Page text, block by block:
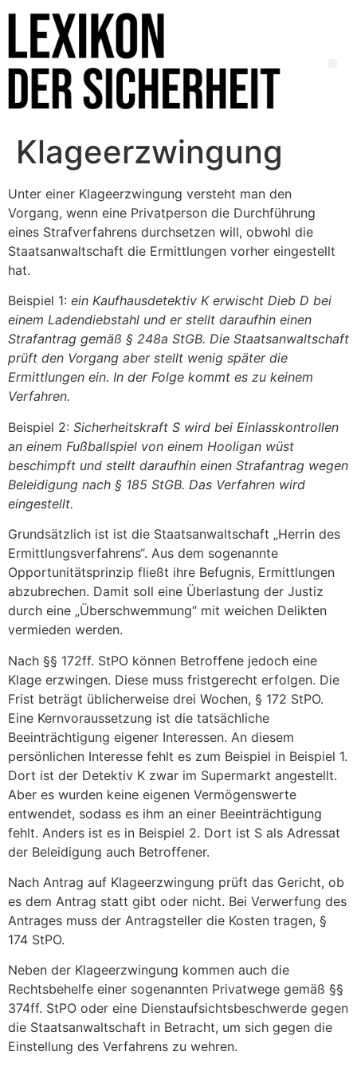
Klageerzwingung
Unter einer Klageerzwingung versteht man den
Vorgang, wenn eine Privatperson die Durchführung
eines Strafverfahrens durchsetzen will, obwohl die
Staatsanwaltschaft die Ermittlungen vorher eingestellt
hat.
Beispiel 1: ein Kaufhausdetektiv K erwischt Dieb D bei
einem Ladendiebstahl und er stellt daraufhin einen
Strafantrag gemäß § 248a StGB. Die Staatsanwaltschaft
prüft den Vorgang aber stellt wenig später die
Ermittlungen ein. In der Folge kommt es zu keinem
Verfahren.
Beispiel 2: Sicherheitskraft S wird bei Einlasskontrollen
an einem Fußballspiel von einem Hooligan wüst
beschimpft und stellt daraufhin einen Strafantrag wegen
Beleidigung nach § 185 StGB. Das Verfahren wird
eingestellt.
Grundsätzlich ist ist die Staatsanwaltschaft „Herrin des
Ermittlungsverfahrens“. Aus dem sogenannte
Opportunitätsprinzip fließt ihre Befugnis, Ermittlungen
abzubrechen. Damit soll eine Überlastung der Justiz
durch eine „Überschwemmung“ mit weichen Delikten
vermieden werden.
Nach §§ 172ff. StPO können Betroffene jedoch eine
Klage erzwingen. Diese muss fristgerecht erfolgen. Die
Frist beträgt üblicherweise drei Wochen, § 172 StPO.
Eine Kernvoraussetzung ist die tatsächliche
Beeinträchtigung eigener Interessen. An diesem
persönlichen Interesse fehlt es zum Beispiel in Beispiel 1.
Dort ist der Detektiv K zwar im Supermarkt angestellt.
Aber es wurden keine eigenen Vermögenswerte
entwendet, sodass es ihm an einer Beeinträchtigung
fehlt. Anders ist es in Beispiel 2. Dort ist S als Adressat
der Beleidigung auch Betroffener.
Nach Antrag auf Klageerzwingung prüft das Gericht, ob
es dem Antrag statt gibt oder nicht. Bei Verwerfung des
Antrages muss der Antragsteller die Kosten tragen, §
174 StPO.
Neben der Klageerzwingung kommen auch die
Rechtsbehelfe einer sogenannten Privatwege gemäß §§
374ff. StPO oder eine Dienstaufsichtsbeschwerde gegen
die Staatsanwaltschaft in Betracht, um sich gegen die
Einstellung des Verfahrens zu wehren.